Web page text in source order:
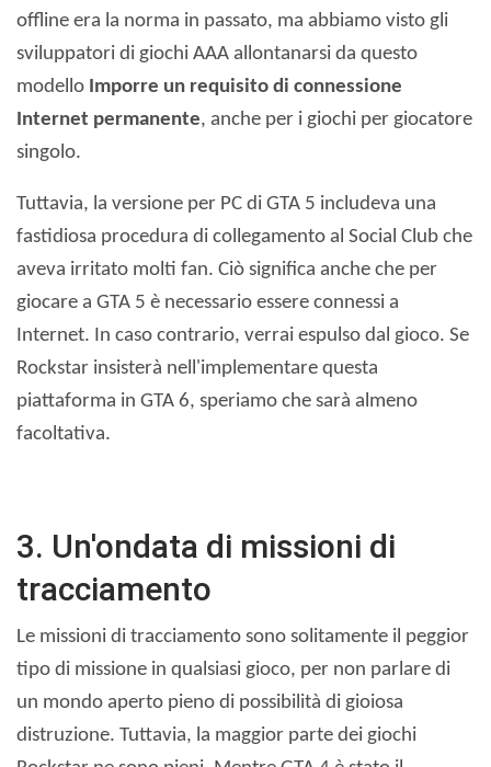
offline era la norma in passato, ma abbiamo visto gli
sviluppatori di giochi AAA allontanarsi da questo
modello Imporre un requisito di connessione
Internet permanente, anche per i giochi per giocatore
singolo.
Tuttavia, la versione per PC di GTA 5 includeva una
fastidiosa procedura di collegamento al Social Club che
aveva irritato molti fan. Ciò significa anche che per
giocare a GTA 5 è necessario essere connessi a
Internet. In caso contrario, verrai espulso dal gioco. Se
Rockstar insisterà nell'implementare questa
piattaforma in GTA 6, speriamo che sarà almeno
facoltativa.
3. Un'ondata di missioni di
tracciamento
Le missioni di tracciamento sono solitamente il peggior
tipo di missione in qualsiasi gioco, per non parlare di
un mondo aperto pieno di possibilità di gioiosa
distruzione. Tuttavia, la maggior parte dei giochi